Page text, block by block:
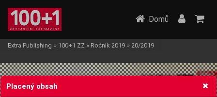
Domů
Extra Publishing » 100+1 ZZ » Ročník 2019 » 20/2019
Placený obsah